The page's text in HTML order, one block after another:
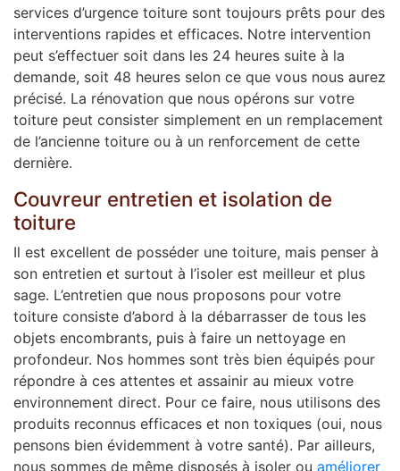
services d’urgence toiture sont toujours prêts pour des
interventions rapides et efficaces. Notre intervention
peut s’effectuer soit dans les 24 heures suite à la
demande, soit 48 heures selon ce que vous nous aurez
précisé. La rénovation que nous opérons sur votre
toiture peut consister simplement en un remplacement
de l’ancienne toiture ou à un renforcement de cette
dernière.
Couvreur entretien et isolation de
toiture
Il est excellent de posséder une toiture, mais penser à
son entretien et surtout à l’isoler est meilleur et plus
sage. L’entretien que nous proposons pour votre
toiture consiste d’abord à la débarrasser de tous les
objets encombrants, puis à faire un nettoyage en
profondeur. Nos hommes sont très bien équipés pour
répondre à ces attentes et assainir au mieux votre
environnement direct. Pour ce faire, nous utilisons des
produits reconnus efficaces et non toxiques (oui, nous
pensons bien évidemment à votre santé). Par ailleurs,
nous sommes de même disposés à isoler ou améliorer